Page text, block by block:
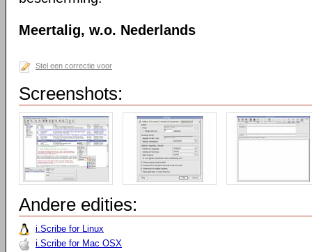
Meertalig, w.o. Nederlands
Stel een correctie voor
Screenshots:
Andere edities:
i.Scribe for Linux
i.Scribe for Mac OSX